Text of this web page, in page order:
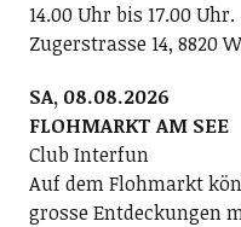
14.00 Uhr bis 17.00 Uhr.
Zugerstrasse 14, 8820
SA, 08.08.2026
FLOHMARKT AM SEE
Club Interfun
Auf dem Flohmarkt
grosse Entdeckungen